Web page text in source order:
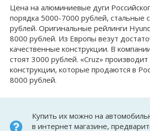
Цена на алюминиевые дуги
порядка 5000-7000 рублей, стальные
рублей. Оригинальные рейлинги
8000 рублей. Из Европы везут
качественные конструкции. В
стоят 3000 рублей. «Cruz»
конструкции, которые продаются в
8000 рублей.
Купить их можно на
в интернет магазине,